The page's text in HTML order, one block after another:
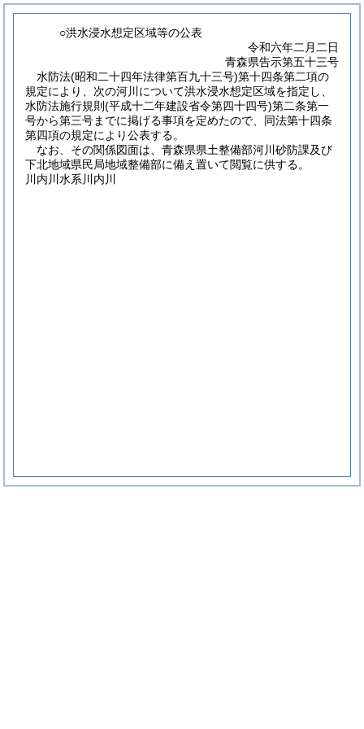
○洪水浸水想定区域等の公表
令和六年二月二日
青森県告示第五十三号
水防法(昭和二十四年法律第百九十三号)第十四条第二項の
規定により、次の河川について洪水浸水想定区域を指定し、
水防法施行規則(平成十二年建設省令第四十四号)第二条第一
号から第三号までに掲げる事項を定めたので、同法第十四条
第四項の規定により公表する。
なお、その関係図面は、青森県県土整備部河川砂防課及び
下北地域県民局地域整備部に備え置いて閲覧に供する。
川内川水系川内川